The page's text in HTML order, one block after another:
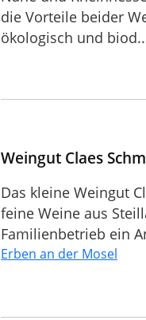
die Vorteile beider
ökologisch und
Weingut Claes
Das kleine Weingut
feine Weine aus
Familienbetrieb ein
Erben an der Mosel